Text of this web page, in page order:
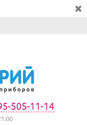
505-11-14